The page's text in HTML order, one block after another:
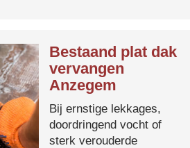
Bestaand plat dak
vervangen
Anzegem
Bij ernstige lekkages,
doordringend vocht of
sterk verouderde